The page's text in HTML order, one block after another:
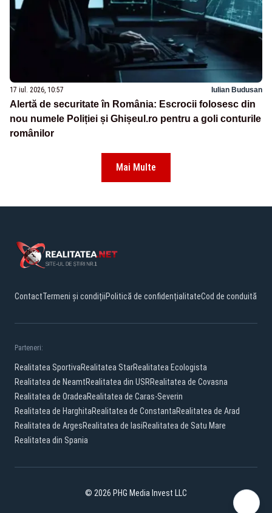
17 iul. 2026, 10:57 Iulian Budusan
Alertă de securitate în România: Escrocii folosesc din
nou numele Poliției și Ghișeul.ro pentru a goli conturile
românilor
Mai Multe
ContactTermeni și condițiiPolitică de confidențialitateCod de conduită
Parteneri:
Realitatea SportivaRealitatea StarRealitatea Ecologista
Realitatea de NeamtRealitatea din USRRealitatea de Covasna
Realitatea de OradeaRealitatea de Caras-Severin
Realitatea de HarghitaRealitatea de ConstantaRealitatea de Arad
Realitatea de ArgesRealitatea de IasiRealitatea de Satu Mare
Realitatea din Spania
© 2026 PHG Media Invest LLC